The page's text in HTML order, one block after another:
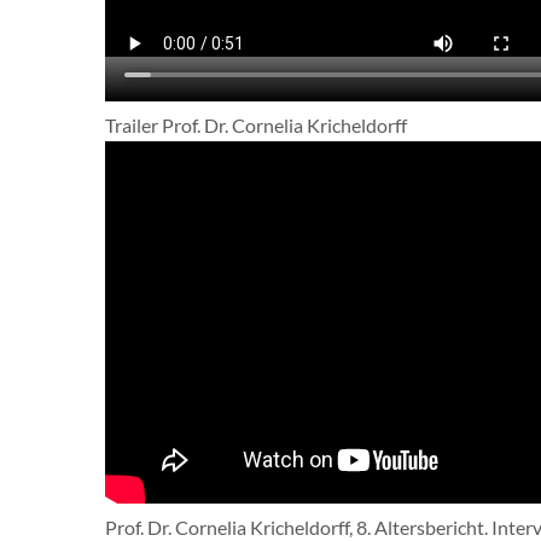
Trailer Prof. Dr. Cornelia Kricheldorff
Prof. Dr. Cornelia Kricheldorff, 8. Altersbericht.